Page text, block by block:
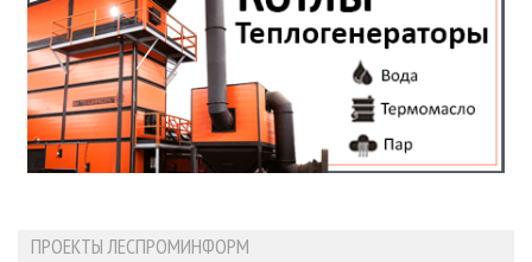
ПРОЕКТЫ ЛЕСПРОМИНФОРМ